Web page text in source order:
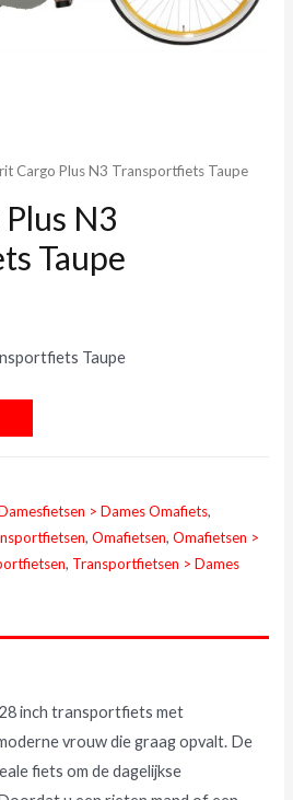
Cargo Plus N3 Transportfiets Taupe
N3
Taupe
Taupe
> Dames Omafiets,
,Omafietsen,Omafietsen >
, Transportfietsen > Dames
inch transportfiets met
vrouw die graag opvalt. De
fiets om de dagelijkse